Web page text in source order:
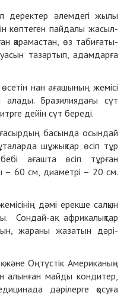
деректер әлемдегі жылы
көптеген пайда­лы жасыл-
қарамастан, өз табиғаты­
тазартып, адамдарға
нан ағашының жемісі
Бразилиядағы сүт
дейін сүт береді.
басында осындай
шұжық­тар өсіп тұр
ағашта өсіп тұрған
– 60 см, диаметрі – 20 см.
дәмі ерекше салқын
Сондай-ақ африкалықтар
жараны жазатын дәрі-
Оңтүстік Американың
алынған майды кондитер,
дәрілерге қосуға